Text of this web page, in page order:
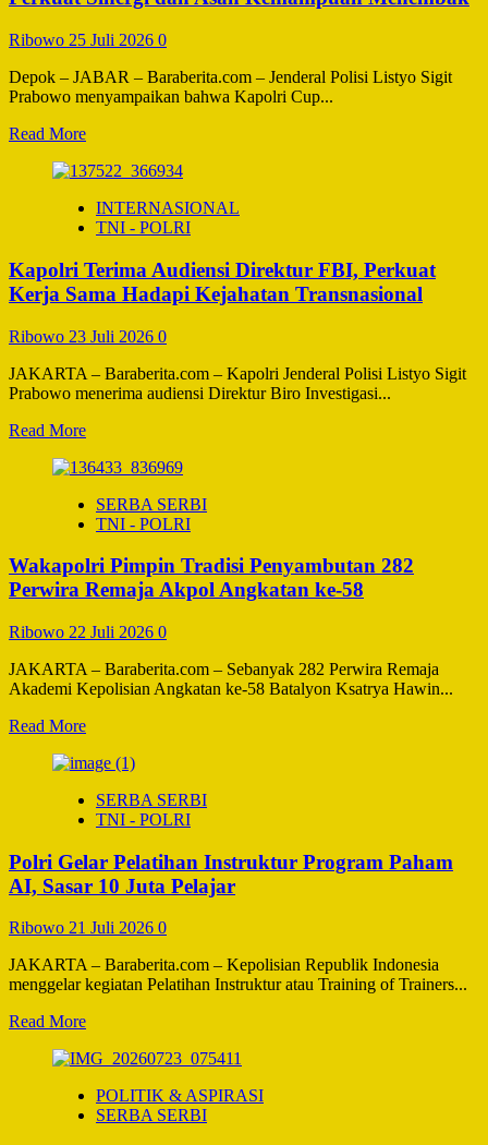
Pedagang
Diamankan
Beserta
Barang
Bukti
Ribowo 25 Juli 2026 0
Depok – JABAR – Baraberita.com – Jenderal Polisi Listyo Sigit
Prabowo menyampaikan bahwa Kapolri Cup...
Read MoreRead
about
Cup
Shooting
2026:
Perkuat
Sinergi
dan
Asah
Kemampuan
Menembak
INTERNASIONAL
TNI - POLRI
Kapolri Terima Audiensi Direktur FBI, Perkuat
Kerja Sama Hadapi Kejahatan Transnasional
Ribowo 23 Juli 2026 0
JAKARTA – Baraberita.com – Kapolri Jenderal Polisi Listyo Sigit
Prabowo menerima audiensi Direktur Biro Investigasi...
Read MoreRead
about
Terima
Audiensi
FBI,
Perkuat
Sama
Hadapi
Kejahatan
Transnasional
SERBA SERBI
TNI - POLRI
Wakapolri Pimpin Tradisi Penyambutan 282
Perwira Remaja Akpol Angkatan ke-58
Ribowo 22 Juli 2026 0
JAKARTA – Baraberita.com – Sebanyak 282 Perwira Remaja
Akademi Kepolisian Angkatan ke-58 Batalyon Ksatrya Hawin...
Read MoreRead
about
Pimpin
Tradisi
282
Perwira
Remaja
Akpol
Angkatan
ke-
58
SERBA SERBI
TNI - POLRI
Polri Gelar Pelatihan Instruktur Program Paham
AI, Sasar 10 Juta Pelajar
Ribowo 21 Juli 2026 0
JAKARTA – Baraberita.com – Kepolisian Republik Indonesia
menggelar kegiatan Pelatihan Instruktur atau Training of Trainers...
Read MoreRead
about
Gelar
Pelatihan
POLITIK & ASPIRASI
SERBA SERBI